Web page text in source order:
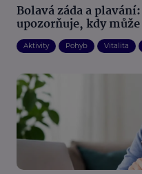
Bolavá záda a
upozorňuje, kdy
Aktivity Pohyb Vitalita